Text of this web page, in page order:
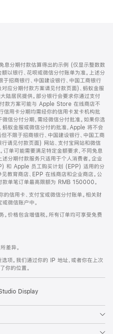
息分期付款估算得出的示例 (仅显示整数数
以银行、花呗或微信分付账单为准。上述分
招商银行、中国建设银行、中国工商银行
应分期付款方案请见付款页面)、蚂蚁金服
陆居民提供。部分银行会要求你通过支付
款方案可能与 Apple Store 在线商店不
信用卡分期均需经你的信用卡发卡机构批
微信分付分期，需经微信分付批准。如果你选
蚁金服或微信分付的批准，Apple 将不会
不限于招商银行、中国建设银行、中国工商
请见付款页面) 网站、支付宝网站和微信
订单可能需要满足特定金额要求，不同免息
分期付款服务只适用于个人消费者。企业
和 Apple 员工购买计划 (EPP) 适用的分
教育商店、EPP 在线商店和企业商店。公
款单笔订单最高限额为 RMB 150000。
信用卡、支付宝或微信分付账单。相关财
微信账户中。
价格包含增值税。所有订单均可享受免费
差异。
项。我们通过你的 IP 地址，或者你在上次
你的位置。
Display